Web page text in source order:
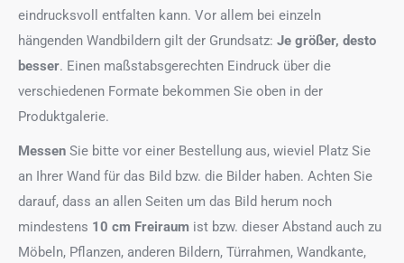
eindrucksvoll entfalten kann. Vor allem bei einzeln
hängenden Wandbildern gilt der Grundsatz: Je größer, desto
besser. Einen maßstabsgerechten Eindruck über die
verschiedenen Formate bekommen Sie oben in der
Produktgalerie.
Messen Sie bitte vor einer Bestellung aus, wieviel Platz Sie
an Ihrer Wand für das Bild bzw. die Bilder haben. Achten Sie
darauf, dass an allen Seiten um das Bild herum noch
mindestens 10 cm Freiraum ist bzw. dieser Abstand auch zu
Möbeln, Pflanzen, anderen Bildern, Türrahmen, Wandkante,